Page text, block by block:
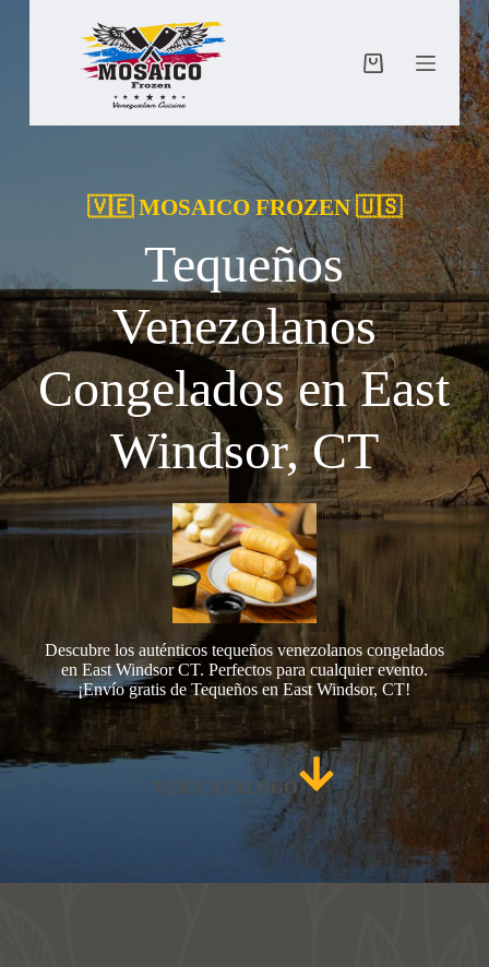
Carro
🇻🇪 MOSAICO FROZEN 🇺🇸
Tequeños
Venezolanos
Congelados en East
Windsor, CT
Descubre los auténticos tequeños venezolanos congelados
en East Windsor CT. Perfectos para cualquier evento.
¡Envío gratis de Tequeños en East Windsor, CT!
VER CATÁLOGO